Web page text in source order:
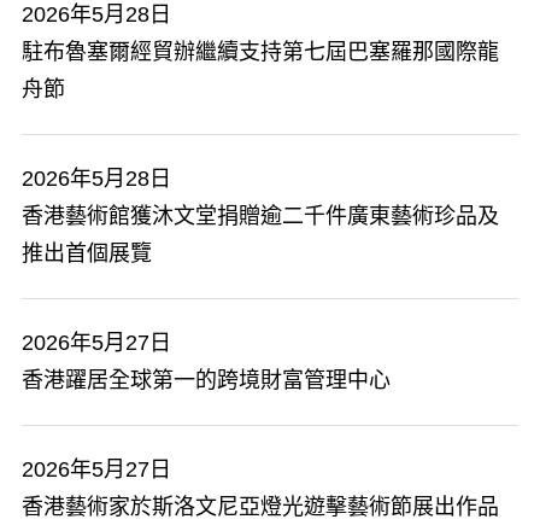
2026年5月28日
駐布魯塞爾經貿辦繼續支持第七屆巴塞羅那國際龍
舟節
2026年5月28日
香港藝術館獲沐文堂捐贈逾二千件廣東藝術珍品及
推出首個展覽
2026年5月27日
香港躍居全球第一的跨境財富管理中心
2026年5月27日
香港藝術家於斯洛文尼亞燈光遊擊藝術節展出作品